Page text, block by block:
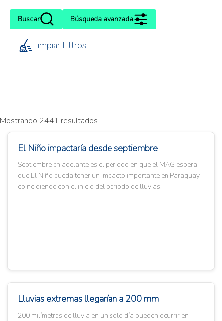
Buscar Búsqueda avanzada
Limpiar Filtros
Mostrando 2441 resultados
El Niño impactaría desde septiembre
Septiembre en adelante es el periodo en que el MAG espera
que El Niño pueda tener un impacto importante en Paraguay,
coincidiendo con el inicio del periodo de lluvias.
Lluvias extremas llegarían a 200 mm
200 milímetros de lluvia en un solo día pueden ocurrir en